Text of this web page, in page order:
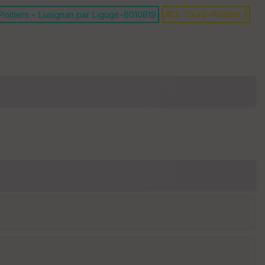
is
se
Poitiers - Lusignan par Ligugé-6010819
A13. Tours-Poitiers_1